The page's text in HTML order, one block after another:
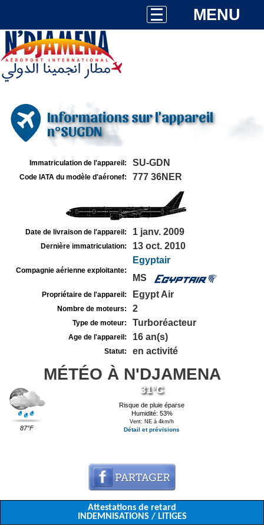
MENU
Informations sur l'appareil
n°SUGDN
Immatriculation de l'appareil: SU-GDN
Code IATA du modèle d'aéronef: 777 36NER
Date de livraison de l'appareil: 1 janv. 2009
Dernière immatriculation: 13 oct. 2010
Compagnie aérienne exploitante:
Egyptair
MS
Propriétaire de l'appareil: Egypt Air
Nombre de moteurs: 2
Type de moteur: Turboréacteur
Age de l'appareil: 16 an(s)
Statut: en activité
MÉTÉO À N'DJAMENA
87°F
31°C
Risque de pluie éparse
Humidité: 53%
Vent: NE à 4km/h
Détail et prévisions
Attestations de retard
INDEMNISATIONS / LITIGES